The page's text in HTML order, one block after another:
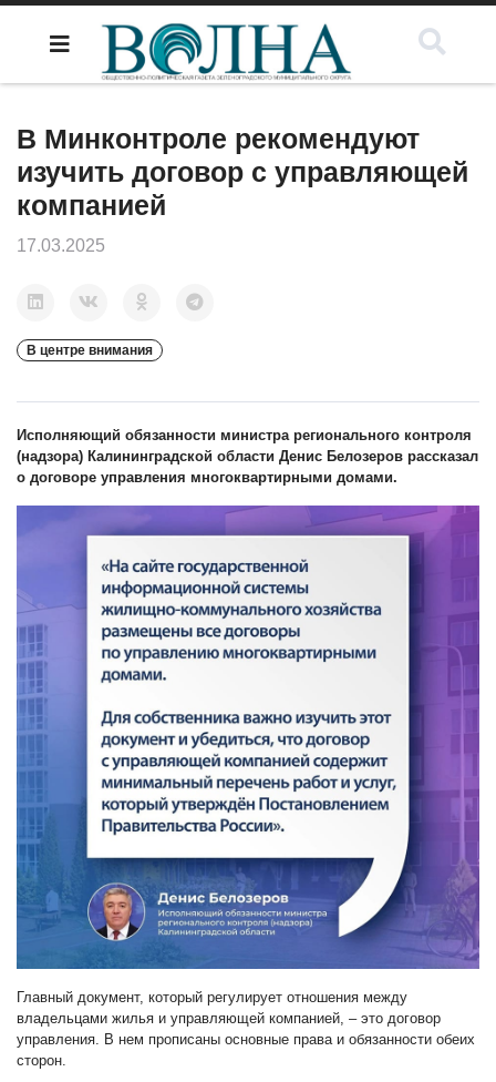
В Минконтроле рекомендуют
изучить договор с управляющей
компанией
17.03.2025
В центре внимания
Исполняющий обязанности министра регионального контроля
(надзора) Калининградской области Денис Белозеров рассказал
о договоре управления многоквартирными домами.
Главный документ, который регулирует отношения между
владельцами жилья и управляющей компанией, – это договор
управления. В нем прописаны основные права и обязанности обеих
сторон.